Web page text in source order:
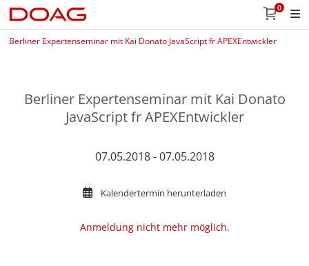
0
Berliner Expertenseminar mit Kai Donato JavaScript fr APEXEntwickler
Berliner Expertenseminar mit Kai Donato
JavaScript fr APEXEntwickler
07.05.2018 - 07.05.2018
Kalendertermin herunterladen
Anmeldung nicht mehr möglich.